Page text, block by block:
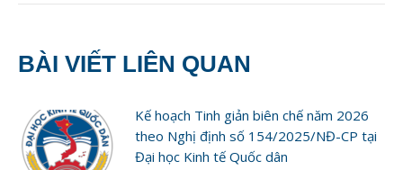
BÀI VIẾT LIÊN QUAN
Kế hoạch Tinh giản biên chế năm 2026
theo Nghị định số 154/2025/NĐ-CP tại
Đại học Kinh tế Quốc dân